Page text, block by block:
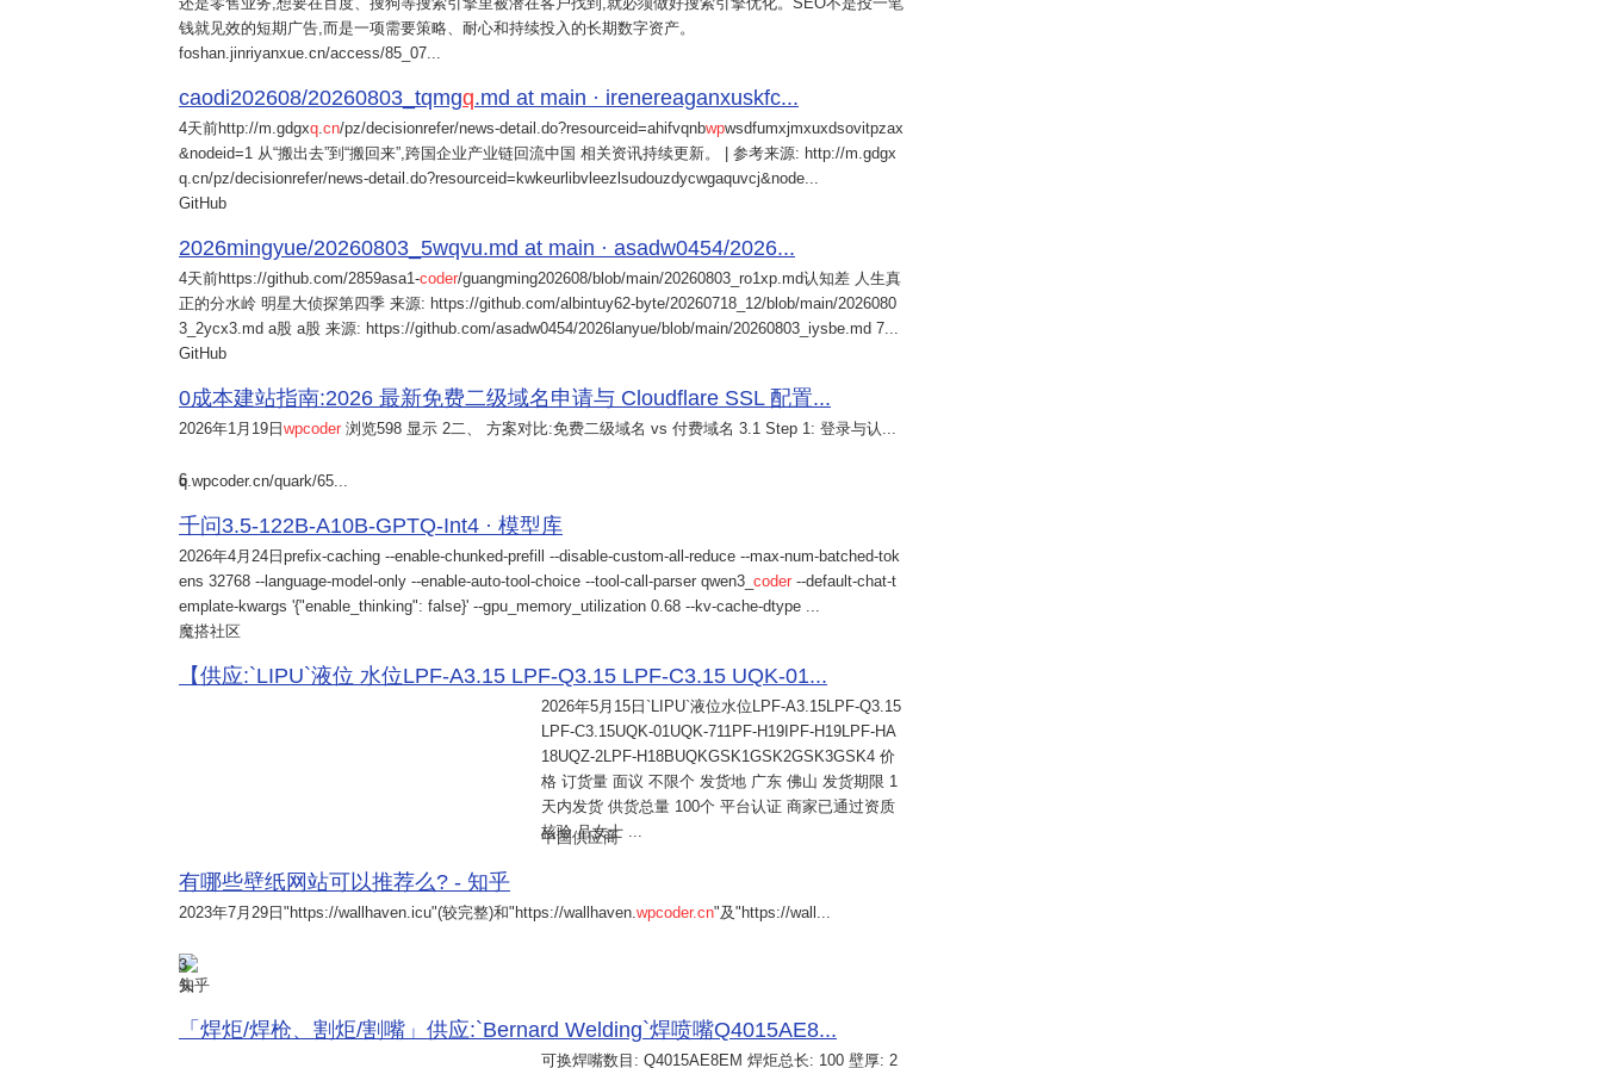
钱就见效的短期广告,而是一项需要策略、耐心和持续投入的长期数字资产。
foshan.jinriyanxue.cn/access/85_07...
caodi202608/20260803_tqmgq.md at main · irenereaganxuskfc...
4天前http://m.gdgxq cn/pz/decisionrefer/news-detail.do?resourceid=ahifvqnbwpwsdfumxjmxuxdsovitpzax
&nodeid=1 从“搬出去”到“搬回来”,跨国企业产业链回流中国 相关资讯持续更新。 | 参考来源: http://m.gdgx
q.cn/pz/decisionrefer/news-detail.do?resourceid=kwkeurlibvleezlsudouzdycwgaquvcj&node...
GitHub
2026mingyue/20260803_5wqvu.md at main · asadw0454/2026...
4天前https://github.com/2859asa1-coder/guangming202608/blob/main/20260803_ro1xp.md认知差 人生真
正的分水岭 明星大侦探第四季 来源: https://github.com/albintuy62-byte/20260718_12/blob/main/2026080
3_2ycx3.md a股 a股 来源: https://github.com/asadw0454/2026lanyue/blob/main/20260803_iysbe.md 7...
GitHub
0成本建站指南:2026 最新免费二级域名申请与 Cloudflare SSL 配置...
2026年1月19日wpcoder 浏览598 显示 2二、 方案对比:免费二级域名 vs 付费域名 3.1 Step 1: 登录与认...
6
q.wpcoder.cn/quark/65...
千问3.5-122B-A10B-GPTQ-Int4 · 模型库
2026年4月24日 prefix-caching --enable-chunked-prefill --disable-custom-all-reduce --max-num-batched-tok
ens 32768 --language-model-only --enable-auto-tool-choice --tool-call-parser qwen3_ coder --default-chat-t
emplate-kwargs '{"enable_thinking": false}' --gpu_memory_utilization 0.68 --kv-cache-dtype ...
魔搭社区
【供应:`LIPU`液位 水位LPF-A3.15 LPF-Q3.15 LPF-C3.15 UQK-01...
2026年5月15日 `LIPU`液位水位LPF-A3.15LPF-Q3.15
LPF-C3.15UQK-01UQK-711PF-H19IPF-H19LPF-HA
18UQZ-2LPF-H18BUQKGSK1GSK2GSK3GSK4 价
格 订货量 面议 不限个 发货地 广东 佛山 发货期限 1
天内发货 供货总量 100个 平台认证 商家已通过资质
核验 吕女士 ...
中国供应商
有哪些壁纸网站可以推荐么? - 知乎
2023年7月29日 "https://wallhaven.icu"(较完整)和"https://wallhaven.wpcoder.cn"及"https://wall...
3
知乎
「焊炬/焊枪、割炬/割嘴」供应:`Bernard Welding`焊喷嘴Q4015AE8...
可换焊嘴数目: Q4015AE8EM 焊炬总长: 100 壁厚: 2